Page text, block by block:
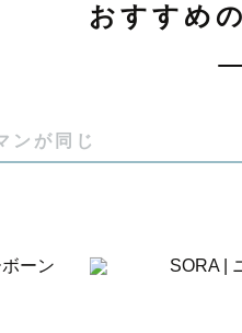
おすすめ
ンが同じ